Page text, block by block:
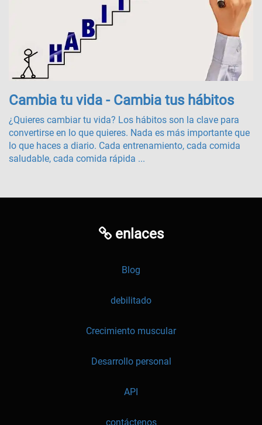
Cambia tu vida - Cambia tus hábitos
¿Quieres cambiar tu vida? Los hábitos son la clave para
convertirse en lo que quieres. Nada es más importante que
lo que haces a diario. Cada entrenamiento, cada comida
saludable, cada comida rápida ...
enlaces
Blog
debilitado
Crecimiento muscular
Desarrollo personal
API
contáctenos